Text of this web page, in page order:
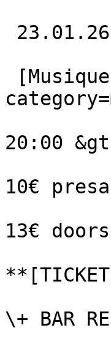
20:00
10€
13€
\+ BAR